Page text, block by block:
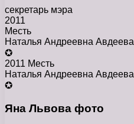
секретарь мэра
2011
Месть
Наталья Андреевна Авдеева
✪
2011 Месть
Наталья Андреевна Авдеева
✪
Яна Львова фото